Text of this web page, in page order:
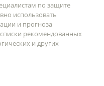
по защите
использовать
и прогноза
рекомендованных
и других